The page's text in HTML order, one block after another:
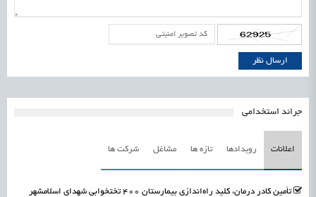
جرائد استخدامی
اعلانات رویدادها تازه ها مشاغل شرکت ها
تأمین کادر درمان، کلید راه‌اندازی بیمارستان ۴۰۰ تختخوابی شهدای اسلامشهر